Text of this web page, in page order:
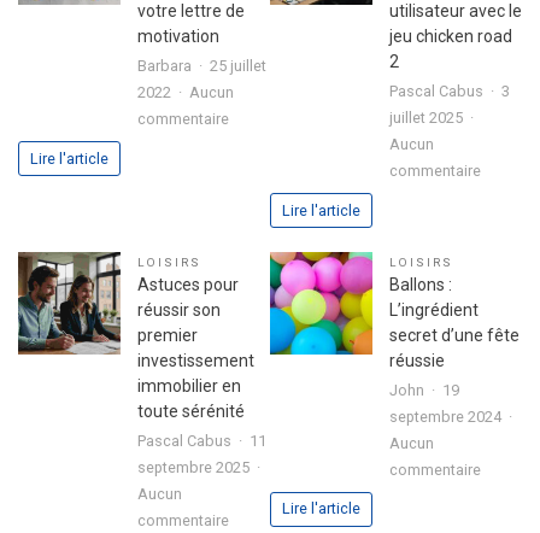
votre lettre de
motivation
Barbara
25 juillet
2022
Aucun
commentairesur
exprimer
passion
lettre
de
motivation
Lire l'article
utilisateur avec le
jeu chicken road
2
Pascal Cabus
3
juillet 2025
Aucun
commentairesur
avec
chicken
Lire l'article
LOISIRS
Astuces pour
réussir son
premier
investissement
immobilier en
toute sérénité
Pascal Cabus
11
septembre 2025
Aucun
commentairesur
LOISIRS
Ballons :
L’ingrédient
secret d’une fête
réussie
John
19
septembre 2024
Aucun
commentairesur
Lire l'article